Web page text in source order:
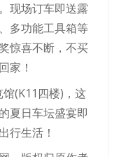
现场订车即送露
多功能工具箱等
惊喜不断，不买
家！
(K11四楼)，这
夏日车坛盛宴即
行生活！